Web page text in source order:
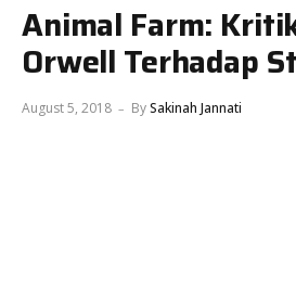
Animal Farm:
Orwell Terhadap
August 5, 2018 BySakinah Jannati